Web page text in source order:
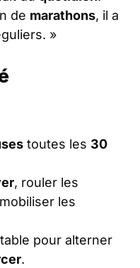
de marathons, il a
»
toutes les 30
, rouler les
les
pour alterner
.